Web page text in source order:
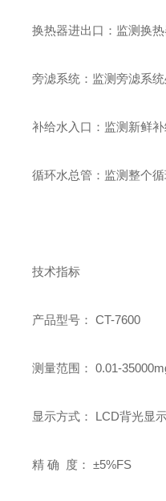
换热器进出口：监测换
旁滤系统：监测旁滤系
补给水入口：监测新鲜
循环水总管：监测整个
技术指标
产品型号： CT-7600
测量范围： 0.01-
显示方式： LCD背光显
精 确 度： ±5%FS